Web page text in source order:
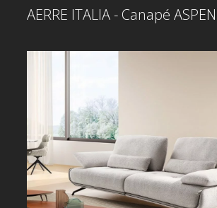
AERRE ITALIA - Canapé ASPEN